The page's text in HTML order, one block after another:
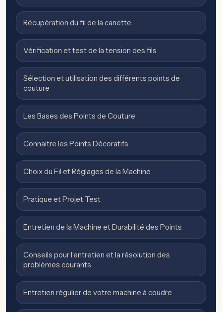
Récupération du fil de la canette
Vérification et test de la tension des fils
Sélection et utilisation des différents points de
couture
Les Bases des Points de Couture
Connaitre les Points Décoratifs
Choix du Fil et Réglages de la Machine
Pratique et Projet Test
Entretien de la Machine et Durabilité des Points
Conseils pour l’entretien et la résolution des
problèmes courants
Entretien régulier de votre machine à coudre